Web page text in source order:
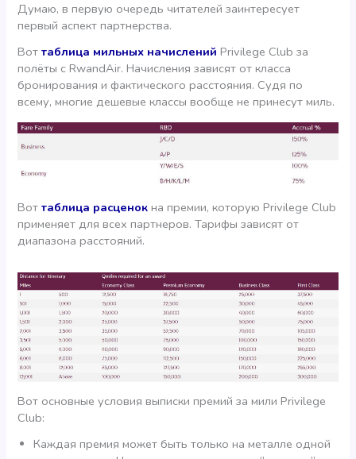
Думаю, в первую очередь читателей заинтересует
первый аспект партнерства.
Воттаблица мильных начислений Privilege Club за
полёты с RwandAir. Начисления зависят от класса
бронирования и фактического расстояния. Судя по
всему, многие дешевые классы вообще не принесут миль.
Воттаблица расценок на премии, которую Privilege Club
применяет для всех партнеров. Тарифы зависят от
диапазона расстояний.
Вот основные условия выписки премий за мили Privilege
Club:
Каждая премия может быть только на металле одной